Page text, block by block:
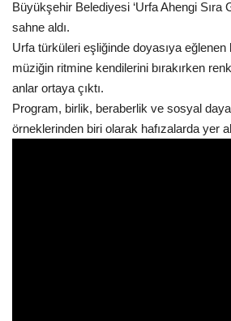
Büyükşehir Belediyesi ‘Urfa Ahengi Sıra
sahne aldı.
Urfa türküleri eşliğinde doyasıya eğlenen
müziğin ritmine kendilerini bırakırken
anlar ortaya çıktı.
Program, birlik, beraberlik ve sosyal
örneklerinden biri olarak hafızalarda yer